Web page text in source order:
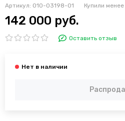
Артикул: 010-03198-01 Купили
142 000 руб.
Оставить отзыв